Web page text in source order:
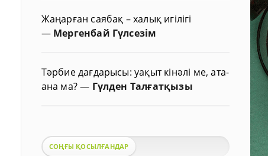
Жаңарған саябақ – халық игілігі
— Мергенбай Гүлсезім
Тәрбие дағдарысы: уақыт кінәлі ме, ата-
ана ма?— Гүлден Талғатқызы
СОҢҒЫ ҚОСЫЛҒАНДАР